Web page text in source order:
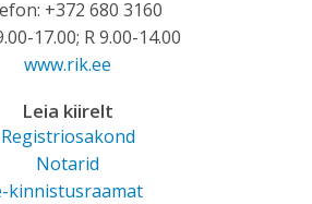
+372 680 3160
17.00; R 9.00-14.00
www.rik.ee
Leia kiirelt
Registriosakond
Notarid
kinnistusraamat